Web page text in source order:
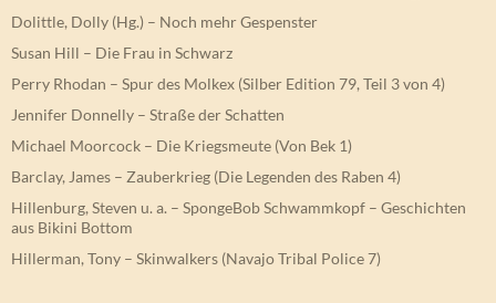
Dolittle, Dolly (Hg.) – Noch mehr Gespenster
Susan Hill – Die Frau in Schwarz
Perry Rhodan – Spur des Molkex (Silber Edition 79, Teil 3 von 4)
Jennifer Donnelly – Straße der Schatten
Michael Moorcock – Die Kriegsmeute (Von Bek 1)
Barclay, James – Zauberkrieg (Die Legenden des Raben 4)
Hillenburg, Steven u. a. – SpongeBob Schwammkopf – Geschichten
aus Bikini Bottom
Hillerman, Tony – Skinwalkers (Navajo Tribal Police 7)